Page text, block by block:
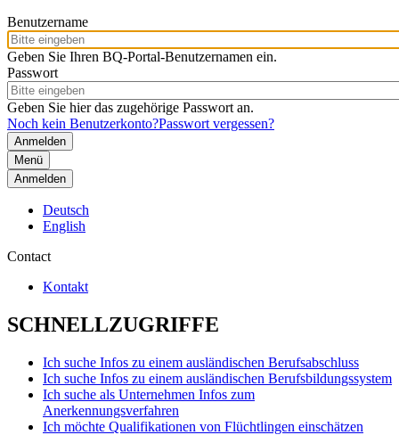
Benutzername
Geben Sie Ihren BQ-Portal-Benutzernamen ein.
Passwort
Geben Sie hier das zugehörige Passwort an.
Noch kein Benutzerkonto?Passwort vergessen?
Menü
Anmelden
Deutsch
English
Contact
Kontakt
SCHNELLZUGRIFFE
Ich suche Infos zu einem ausländischen Berufsabschluss
Ich suche Infos zu einem ausländischen Berufsbildungssystem
Ich suche als Unternehmen Infos zum
Anerkennungsverfahren
Ich möchte Qualifikationen von Flüchtlingen einschätzen